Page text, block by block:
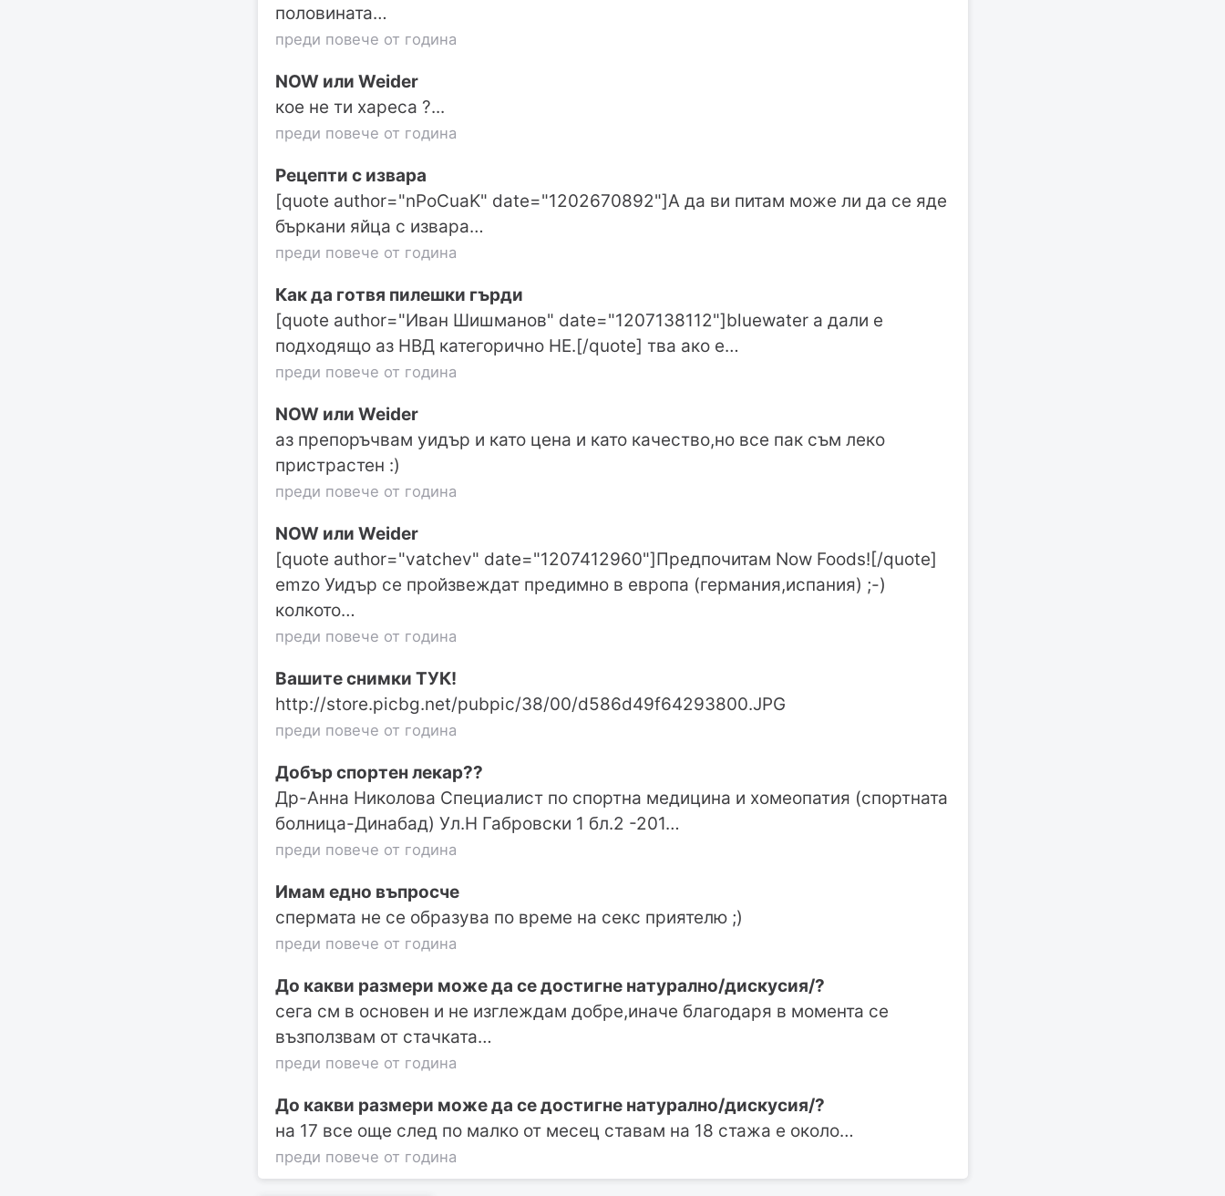
половината…
преди повече от година
NOW или Weider
кое не ти хареса ?...
преди повече от година
Рецепти с извара
[quote author="nPoCuaK" date="1202670892"]А да ви питам може ли да се яде
бъркани яйца с извара…
преди повече от година
Как да готвя пилешки гърди
[quote author="Иван Шишманов" date="1207138112"]bluewater а дали е
подходящо аз НВД категорично НЕ.[/quote] тва ако е…
преди повече от година
NOW или Weider
аз препоръчвам уидър и като цена и като качество,но все пак съм леко
пристрастен :)
преди повече от година
NOW или Weider
[quote author="vatchev" date="1207412960"]Предпочитам Now Foods![/quote]
emzo Уидър се пройзвеждат предимно в европа (германия,испания) ;-)
колкото…
преди повече от година
Вашите снимки ТУК!
http://store.picbg.net/pubpic/38/00/d586d49f64293800.JPG
преди повече от година
Добър спортен лекар??
Др-Анна Николова Специалист по спортна медицина и хомеопатия (спортната
болница-Динабад) Ул.Н Габровски 1 бл.2 -201…
преди повече от година
Имам едно въпросче
спермата не се образува по време на секс приятелю ;)
преди повече от година
До какви размери може да се достигне натурално/дискусия/?
сега см в основен и не изглеждам добре,иначе благодаря в момента се
възползвам от стачката…
преди повече от година
До какви размери може да се достигне натурално/дискусия/?
на 17 все още след по малко от месец ставам на 18 стажа е около…
преди повече от година